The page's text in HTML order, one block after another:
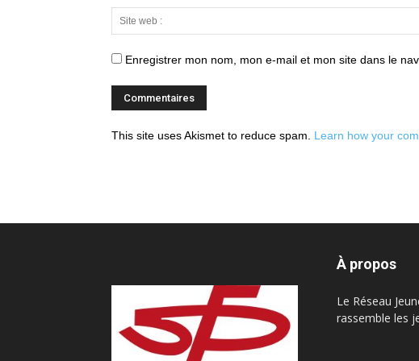
Enregistrer mon nom, mon e-mail et mon site dans le
This site uses Akismet to reduce spam. Learn how your
À propos
Le Réseau
rassemble les